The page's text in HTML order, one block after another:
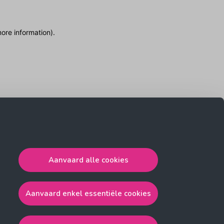
Aanvaard alle cookies
Aanvaard enkel essentiële cookies
information).